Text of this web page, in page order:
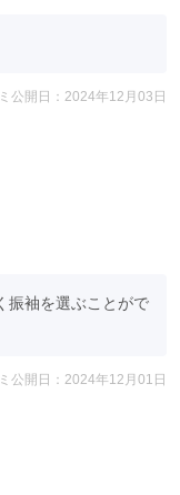
公開日：2024年12月03日
振袖を選ぶことがで
公開日：2024年12月01日